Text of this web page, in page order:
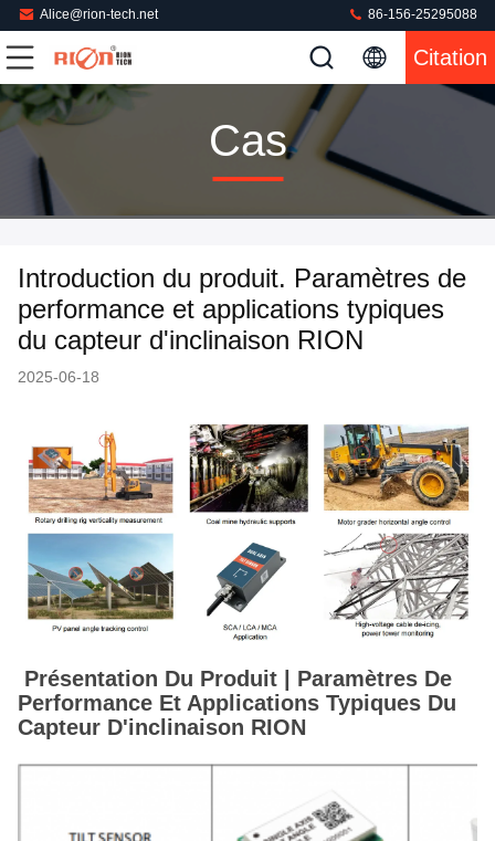
Alice@rion-tech.net 86-156-25295088
Citation
Cas
Introduction du produit. Paramètres de
performance et applications typiques
du capteur d'inclinaison RION
2025-06-18
Présentation Du Produit | Paramètres De
Performance Et Applications Typiques Du
Capteur D'inclinaison RION